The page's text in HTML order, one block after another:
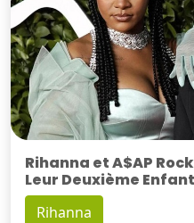
Rihanna et A$AP
Leur Deuxième Enfant
Rihanna